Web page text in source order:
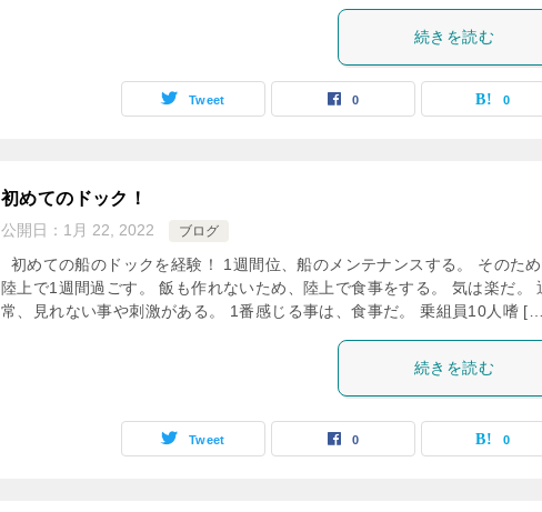
続きを読む
Tweet 0 0
初めてのドック！
公開日： 1月 22, 2022 ブログ
初めての船のドックを経験！ 1週間位、船のメンテナンスする。 そのため
陸上で1週間過ごす。 飯も作れないため、陸上で食事をする。 気は楽だ。
常、見れない事や刺激がある。 1番感じる事は、食事だ。 乗組員10人嗜
続きを読む
Tweet 0 0